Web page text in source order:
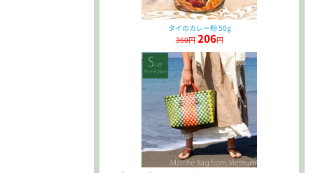
タイのカレー粉 50g
360円206円